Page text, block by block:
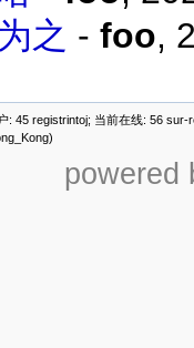
之 - foo,
: 45 registrintoj; 当前在线: 56
powered